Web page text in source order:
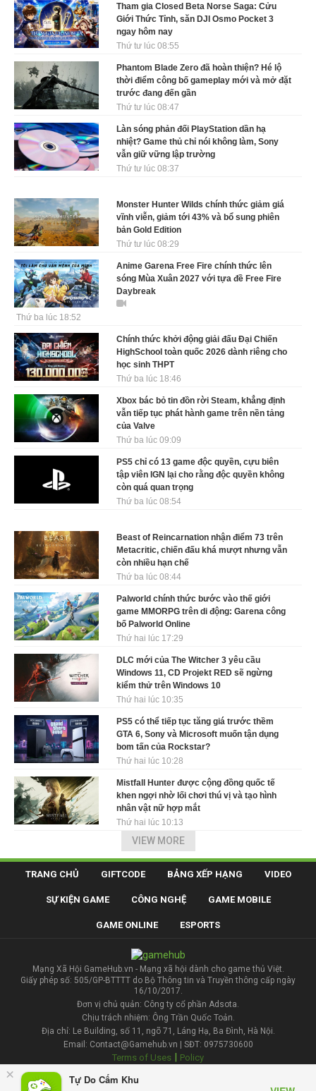
× Tự Do Cấm Khu
Tham gia Closed Beta Norse Saga: Cửu
Giới Thức Tỉnh, săn DJI Osmo Pocket 3
ngay hôm nay
Thứ tư lúc 08:55
Phantom Blade Zero đã hoàn thiện? Hé lộ
thời điểm công bố gameplay mới và mở đặt
trước đang đến gần
Thứ tư lúc 08:47
Làn sóng phản đối PlayStation dần hạ
nhiệt? Game thủ chỉ nói không làm, Sony
vẫn giữ vững lập trường
Thứ tư lúc 08:37
Monster Hunter Wilds chính thức giảm giá
vĩnh viễn, giảm tới 43% và bổ sung phiên
bản Gold Edition
Thứ tư lúc 08:29
Anime Garena Free Fire chính thức lên
sóng Mùa Xuân 2027 với tựa đề Free Fire
Daybreak
Thứ ba lúc 18:52
Chính thức khởi động giải đấu Đại Chiến
HighSchool toàn quốc 2026 dành riêng cho
học sinh THPT
Thứ ba lúc 18:46
Xbox bác bỏ tin đồn rời Steam, khẳng định
vẫn tiếp tục phát hành game trên nền tảng
của Valve
Thứ ba lúc 09:09
PS5 chỉ có 13 game độc quyền, cựu biên
tập viên IGN lại cho rằng độc quyền không
còn quá quan trọng
Thứ ba lúc 08:54
Beast of Reincarnation nhận điểm 73 trên
Metacritic, chiến đấu khá mượt nhưng vẫn
còn nhiều hạn chế
Thứ ba lúc 08:44
Palworld chính thức bước vào thế giới
game MMORPG trên di động: Garena công
bố Palworld Online
Thứ hai lúc 17:29
DLC mới của The Witcher 3 yêu cầu
Windows 11, CD Projekt RED sẽ ngừng
kiểm thử trên Windows 10
Thứ hai lúc 10:35
PS5 có thể tiếp tục tăng giá trước thềm
GTA 6, Sony và Microsoft muốn tận dụng
bom tấn của Rockstar?
Thứ hai lúc 10:28
Mistfall Hunter được cộng đồng quốc tế
khen ngợi nhờ lối chơi thú vị và tạo hình
nhân vật nữ hợp mắt
Thứ hai lúc 10:13
VIEW MORE
TRANG CHỦ GIFTCODE BẢNG XẾP HẠNG VIDEO
SỰ KIỆN GAME CÔNG NGHỆ GAME MOBILE
GAME ONLINE ESPORTS
Mạng Xã Hội GameHub.vn - Mạng xã hội dành cho game thủ Việt.
Giấy phép số: 505/GP-BTTTT do Bộ Thông tin và Truyền thông cấp ngày
16/10/2017.
Đơn vị chủ quản: Công ty cổ phần Adsota.
Chịu trách nhiệm: Ông Trần Quốc Toản.
Địa chỉ: Le Building, số 11, ngõ 71, Láng Hạ, Ba Đình, Hà Nội.
Email: Contact@Gamehub.vn | SĐT: 0975730600
Terms of Uses Policy
Liên hệ đăng bài